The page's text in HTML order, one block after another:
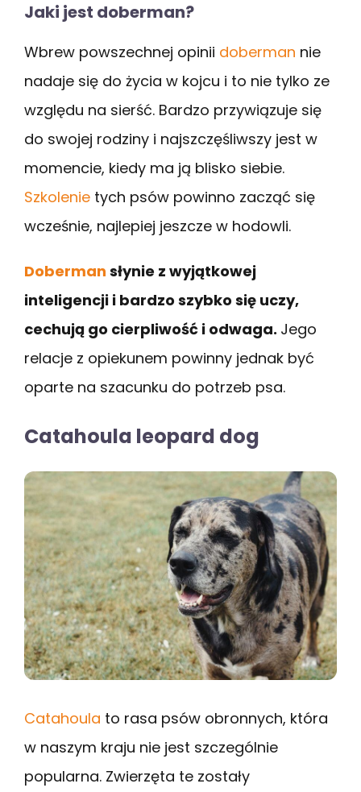
Jaki jest doberman?
Wbrew powszechnej opinii doberman nie
nadaje się do życia w kojcu i to nie tylko ze
względu na sierść. Bardzo przywiązuje się
do swojej rodziny i najszczęśliwszy jest w
momencie, kiedy ma ją blisko siebie.
Szkolenie tych psów powinno zacząć się
wcześnie, najlepiej jeszcze w hodowli.
Doberman słynie z wyjątkowej
inteligencji i bardzo szybko się uczy,
cechują go cierpliwość i odwaga. Jego
relacje z opiekunem powinny jednak być
oparte na szacunku do potrzeb psa.
Catahoula leopard dog
Catahoula to rasa psów obronnych, która
w naszym kraju nie jest szczególnie
popularna. Zwierzęta te zostały